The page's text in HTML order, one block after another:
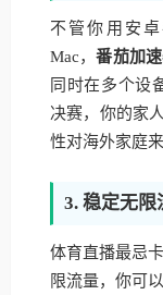
不管你用安卓
Mac，番茄加
同时在多个设
决赛，你的家
性对海外家庭
3. 稳定无
体育直播最忌
限流量，你可